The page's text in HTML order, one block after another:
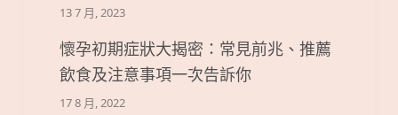
13 7 月, 2023
懷孕初期症狀大揭密：常見前兆、推薦
飲食及注意事項一次告訴你
17 8 月, 2022